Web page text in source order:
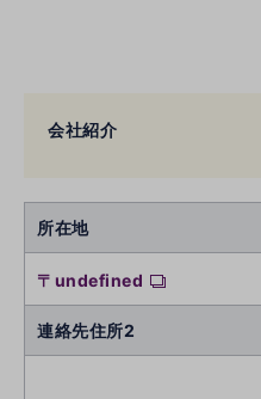
会社紹介
所在地
〒undefined
連絡先住所2